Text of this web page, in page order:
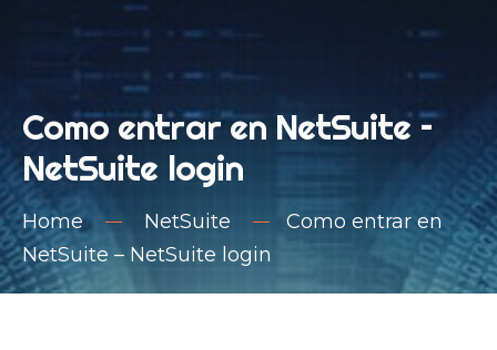
Como entrar en NetSuite –
NetSuite login
Home NetSuite
Como entrar en
NetSuite – NetSuite login